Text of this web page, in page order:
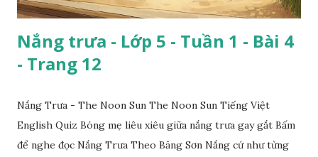
Nắng trưa - Lớp 5 - Tuần 1 - Bài 4
- Trang 12
Nắng Trưa - The Noon Sun The Noon Sun Tiếng Việt
English Quiz Bóng mẹ liêu xiêu giữa nắng trưa gay gắt Bấm
để nghe đọc Nắng Trưa Theo Băng Sơn Nắng cứ như từng